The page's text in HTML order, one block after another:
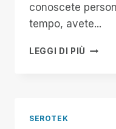
conoscete
tempo, avete...
LEGGI DI PIÙ
SEROTEK